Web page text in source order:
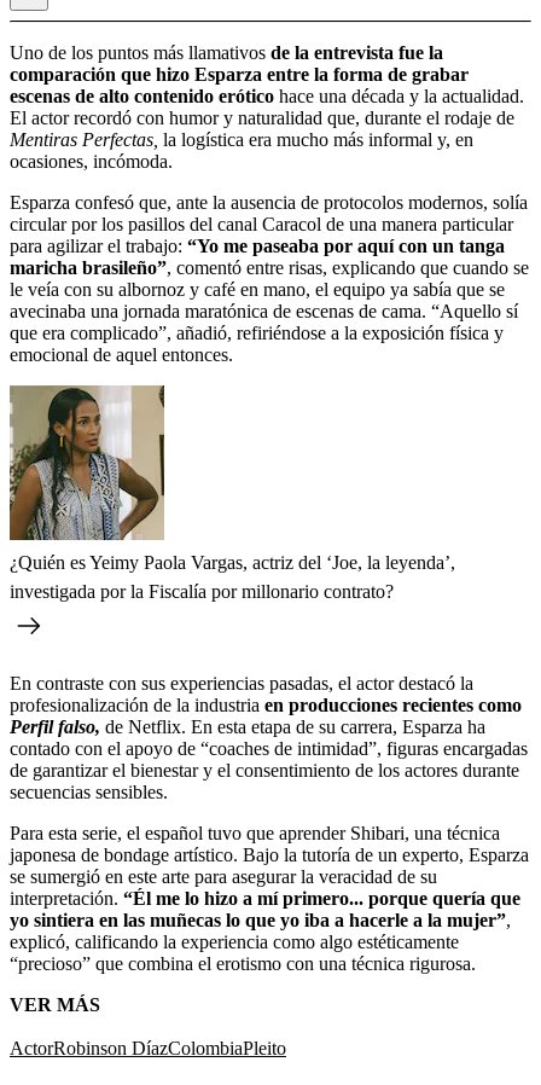
Uno de los puntos más llamativos de la entrevista fue la
comparación que hizo Esparza entre la forma de grabar
escenas de alto contenido erótico hace una década y la actualidad.
El actor recordó con humor y naturalidad que, durante el rodaje de
Mentiras Perfectas, la logística era mucho más informal y, en
ocasiones, incómoda.
Esparza confesó que, ante la ausencia de protocolos modernos, solía
circular por los pasillos del canal Caracol de una manera particular
para agilizar el trabajo: “Yo me paseaba por aquí con un tanga
maricha brasileño”, comentó entre risas, explicando que cuando se
le veía con su albornoz y café en mano, el equipo ya sabía que se
avecinaba una jornada maratónica de escenas de cama. “Aquello sí
que era complicado”, añadió, refiriéndose a la exposición física y
emocional de aquel entonces.
¿Quién es Yeimy Paola Vargas, actriz del ‘Joe, la leyenda’,
investigada por la Fiscalía por millonario contrato?
En contraste con sus experiencias pasadas, el actor destacó la
profesionalización de la industria en producciones recientes como
Perfil falso, de Netflix. En esta etapa de su carrera, Esparza ha
contado con el apoyo de “coaches de intimidad”, figuras encargadas
de garantizar el bienestar y el consentimiento de los actores durante
secuencias sensibles.
Para esta serie, el español tuvo que aprender Shibari, una técnica
japonesa de bondage artístico. Bajo la tutoría de un experto, Esparza
se sumergió en este arte para asegurar la veracidad de su
interpretación. “Él me lo hizo a mí primero... porque quería que
yo sintiera en las muñecas lo que yo iba a hacerle a la mujer”,
explicó, calificando la experiencia como algo estéticamente
“precioso” que combina el erotismo con una técnica rigurosa.
VER MÁS
ActorRobinson DíazColombiaPleito